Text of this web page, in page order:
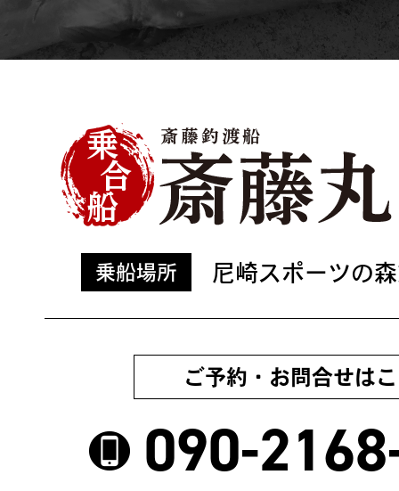
乗船場所 尼崎スポーツの
ご予約・お問合せは
090-